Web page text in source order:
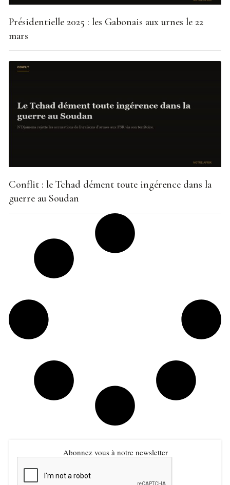
Présidentielle 2025 : les Gabonais aux urnes le 22
mars
Conflit : le Tchad dément toute ingérence dans la
guerre au Soudan
Abonnez vous à notre newsletter